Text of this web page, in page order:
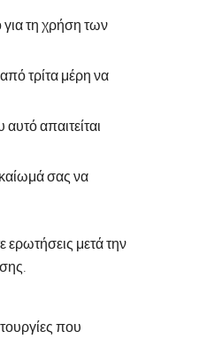
τη χρήση των
τρίτα μέρη να
απαιτείται
σας να
ερωτήσεις μετά την
που